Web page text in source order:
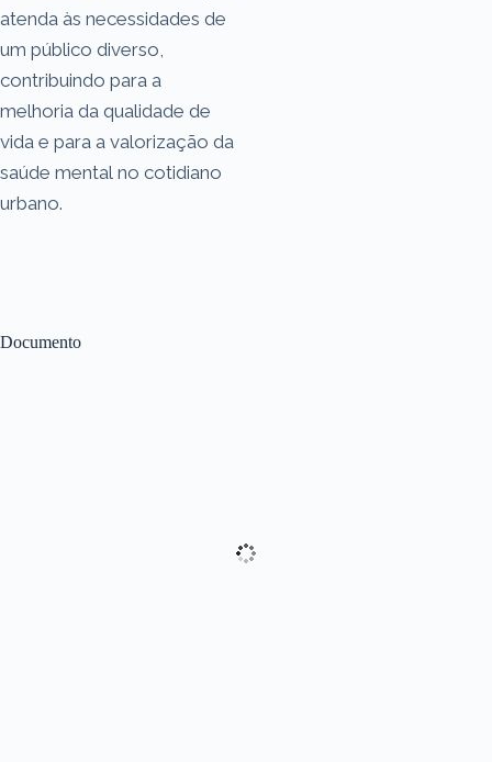
Documento
atenda às necessidades de
um público diverso,
contribuindo para a
melhoria da qualidade de
vida e para a valorização da
saúde mental no cotidiano
urbano.